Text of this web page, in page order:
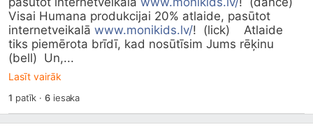
Visai Humana produkcijai 20% atlaide, pasūtot
internetveikalā www.monikids.lv/!  (lick)    Atlaide
tiks piemērota brīdī, kad nosūtīsim Jums rēķinu
(bell)  Un,...
Lasīt vairāk
1 patīk ·6iesaka